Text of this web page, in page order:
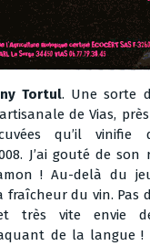
Tortul. Une sorte
de Vias, près
qu’il vinifie
J’ai gouté de son
! Au-delà du
fraîcheur du vin. Pas
très vite envie
de la langue !